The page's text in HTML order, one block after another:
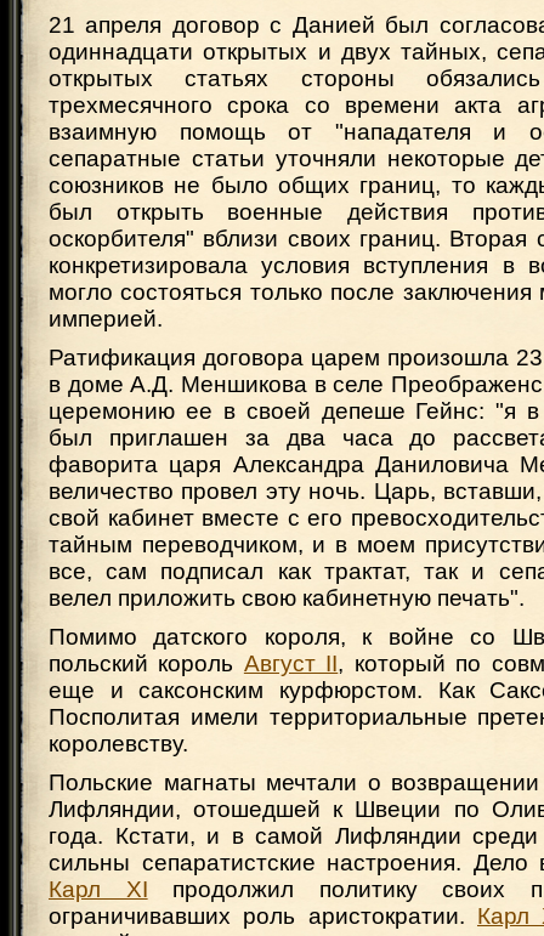
21 апреля договор с Данией был
одиннадцати открытых и двух тайных,
открытых статьях стороны
трехмесячного срока со времени акта
взаимную помощь от "нападателя и
сепаратные статьи уточняли некоторые
союзников не было общих границ, то
был открыть военные действия
оскорбителя" вблизи своих границ. Вторая
конкретизировала условия вступления в
могло состояться только после
империей.
Ратификация договора царем произошла
в доме А.Д. Меншикова в селе
церемонию ее в своей депеше Гейнс: "я в
был приглашен за два часа до
фаворита царя Александра Даниловича
величество провел эту ночь. Царь,
свой кабинет вместе с его
тайным переводчиком, и в моем
все, сам подписал как трактат, так и
велел приложить свою кабинетную печать".
Помимо датского короля, к войне со
польский король Август II, который по
еще и саксонским курфюрстом. Как
Посполитая имели территориальные
королевству.
Польские магнаты мечтали о
Лифляндии, отошедшей к Швеции по
года. Кстати, и в самой Лифляндии
сильны сепаратистские настроения.
Карл XI продолжил политику своих
ограничивавших роль аристократии. Карл